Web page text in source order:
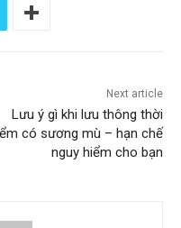
Next article
Lưu ý gì khi lưu thông thời
có sương mù – hạn chế
nguy hiểm cho bạn